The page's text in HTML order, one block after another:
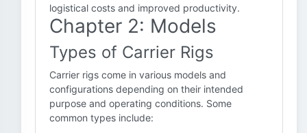
logistical costs and improved productivity.
Chapter 2: Models
Types of Carrier Rigs
Carrier rigs come in various models and
configurations depending on their intended
purpose and operating conditions. Some
common types include: